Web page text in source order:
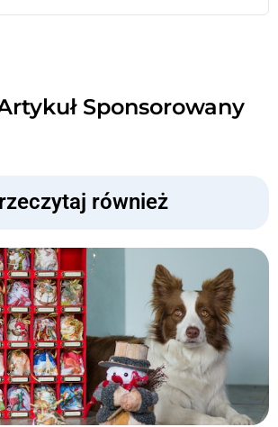
Sponsorowany
również